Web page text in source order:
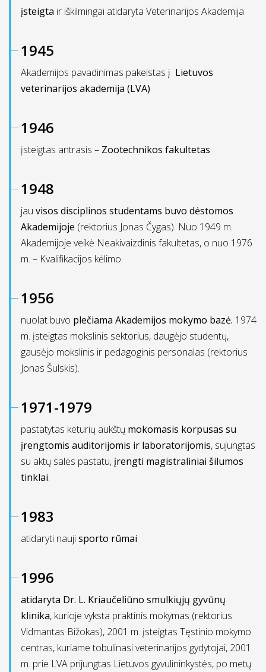
įsteigta ir iškilmingai atidaryta Veterinarijos Akademija
1945
Akademijos pavadinimas pakeistas į Lietuvos
veterinarijos akademija (LVA)
1946
įsteigtas antrasis – Zootechnikos fakultetas
1948
jau visos disciplinos studentams buvo dėstomos
Akademijoje (rektorius Jonas Čygas). Nuo 1949 m.
Akademijoje veikė Neakivaizdinis fakultetas, o nuo 1976
m. – Kvalifikacijos kėlimo.
1956
nuolat buvo plečiama Akademijos mokymo bazė. 1974
m. įsteigtas mokslinis sektorius, daugėjo studentų,
gausėjo mokslinis ir pedagoginis personalas (rektorius
Jonas Šulskis).
1971-1979
pastatytas keturių aukštų mokomasis korpusas su
įrengtomis auditorijomis ir laboratorijomis, sujungtas
su aktų salės pastatu, įrengti magistraliniai šilumos
tinklai.
1983
atidaryti naujisporto rūmai
1996
atidaryta Dr. L. Kriaučeliūno smulkiųjų gyvūnų
klinika, kurioje vyksta praktinis mokymas (rektorius
Vidmantas Bižokas), 2001 m. įsteigtas Tęstinio mokymo
centras, kuriame tobulinasi veterinarijos gydytojai, 2001
m. prie LVA prijungtas Lietuvos gyvulininkystės, po metų